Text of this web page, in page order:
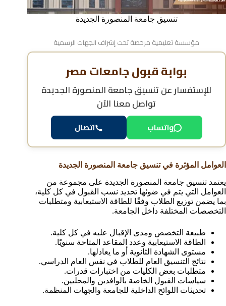
تنسيق جامعة المنصورة الجديدة
مؤسسة تعليمية مرخصة تحت إشراف الجهات الرسمية
بوابة قبول جامعات مصر
للإستفسار عنتنسيق جامعة المنصورة الجديدة
تواصل معنا الآن
واتساب اتصال
العوامل المؤثرة في تنسيق جامعة المنصورة الجديدة
يعتمد تنسيق جامعة المنصورة الجديدة على مجموعة من
العوامل التي يتم في ضوئها تحديد نسب القبول في كل كلية،
بما يضمن توزيع الطلاب وفقًا للطاقة الاستيعابية ومتطلبات
التخصصات المختلفة داخل الجامعة.
طبيعة التخصص ومدى الإقبال عليه في كل كلية.
الطاقة الاستيعابية وعدد المقاعد المتاحة سنويًا.
مستوى الشهادة الثانوية أو ما يعادلها.
نتائج التنسيق العام للطلاب في نفس العام الدراسي.
متطلبات بعض الكليات من اختبارات قدرات.
سياسات القبول الخاصة بالوافدين والمحليين.
تحديثات اللوائح الداخلية للجامعة والجهات المنظمة.